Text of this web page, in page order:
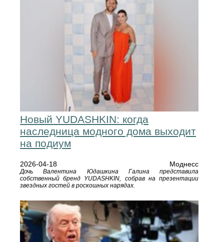
Новый YUDASHKIN: когда
наследница модного дома выходит
на подиум
2026-04-18 Моднесс
Дочь Валентина Юдашкина Галина представила
собственный бренд YUDASHKIN, собрав на презентации
звездных гостей в роскошных нарядах.